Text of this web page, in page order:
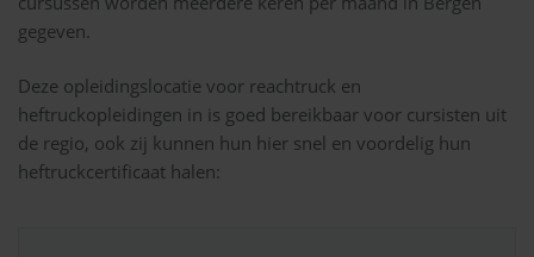
gegeven.
Deze opleidingslocatie voor reachtruck en
heftruckopleidingen in is goed bereikbaar voor cursisten uit
de regio, ook zij kunnen hun hier snel en voordelig hun
heftruckcertificaat halen: